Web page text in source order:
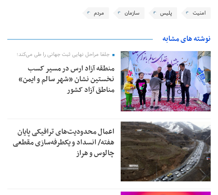
امنیت پلیس سازمان مردم
نوشته های مشابه
جلفا مراحل نهایی ثبت جهانی را طی می‌کند؛
منطقه آزاد ارس در مسیر کسب
نخستین نشان «شهر سالم و ایمن»
مناطق آزاد کشور
اعمال محدودیت‌های ترافیکی پایان
هفته/ انسداد و یکطرفه‌سازی مقطعی
چالوس و هراز